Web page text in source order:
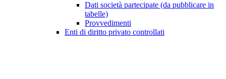
Dati società partecipate (da pubblicare in
tabelle)
Provvedimenti
Enti di diritto privato controllati